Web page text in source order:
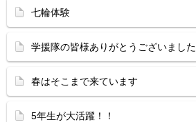
七輪体験
学援隊の皆様ありがとうございました
春はそこまで来ています
5年生が大活躍！！